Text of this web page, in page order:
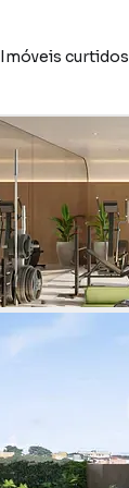
Imóveis curtidos